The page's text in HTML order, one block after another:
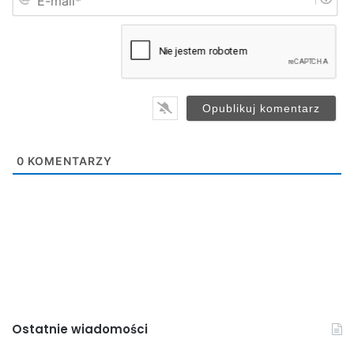
Czarni Jasło
m
0 KOMENTARZY
Ostatnie wiadomości